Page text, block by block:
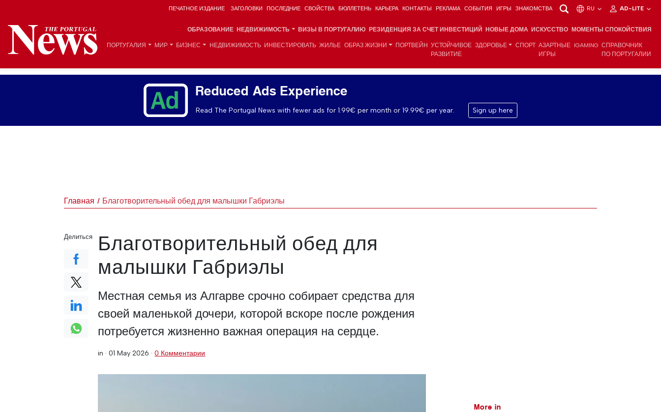
ПЕЧАТНОЕ ИЗДАНИЕ ЗАГОЛОВКИ ПОСЛЕДНИЕ СВОЙСТВА БЮЛЛЕТЕНЬ КАРЬЕРА КОНТАКТЫ РЕКЛАМА СОБЫТИЯ ИГРЫ ЗНАКОМСТВА RU AD-LITE
ОБРАЗОВАНИЕ НЕДВИЖИМОСТЬ ВИЗЫ В ПОРТУГАЛИЮ РЕЗИДЕНЦИЯ ЗА СЧЕТ ИНВЕСТИЦИЙ НОВЫЕ ДОМА ИСКУССТВО МОМЕНТЫ СПОКОЙСТВИЯ
ПОРТУГАЛИЯ МИР БИЗНЕС НЕДВИЖИМОСТЬ ИНВЕСТИРОВАТЬ ЖИЛЬЕ ОБРАЗ ЖИЗНИ ПОРТВЕЙН УСТОЙЧИВОЕ
РАЗВИТИЕ
ЗДОРОВЬЕ СПОРТ АЗАРТНЫЕ
ИГРЫ
IGAMING СПРАВОЧНИК
ПО ПОРТУГАЛИИ
Reduced Ads Experience
Read The Portugal News with fewer ads for 1.99€ per month or 19.99€ per year. Sign up here
Главная Благотворительный обед для малышки Габриэлы
Благотворительный обед для
малышки Габриэлы
Местная семья из Алгарве срочно собирает средства для
своей маленькой дочери, которой вскоре после рождения
потребуется жизненно важная операция на сердце.
in ·01 May 2026 ·0 Комментарии
Делиться
More in